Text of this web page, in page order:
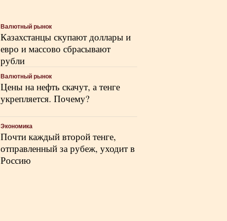
Валютный рынок
Казахстанцы скупают доллары и
евро и массово сбрасывают
рубли
Валютный рынок
Цены на нефть скачут, а тенге
укрепляется. Почему?
Экономика
Почти каждый второй тенге,
отправленный за рубеж, уходит в
Россию